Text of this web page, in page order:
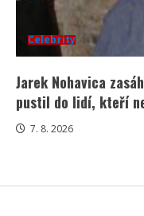
Celebrity
Jarek Nohavica
pustil do lidí, kteří
7. 8. 2026